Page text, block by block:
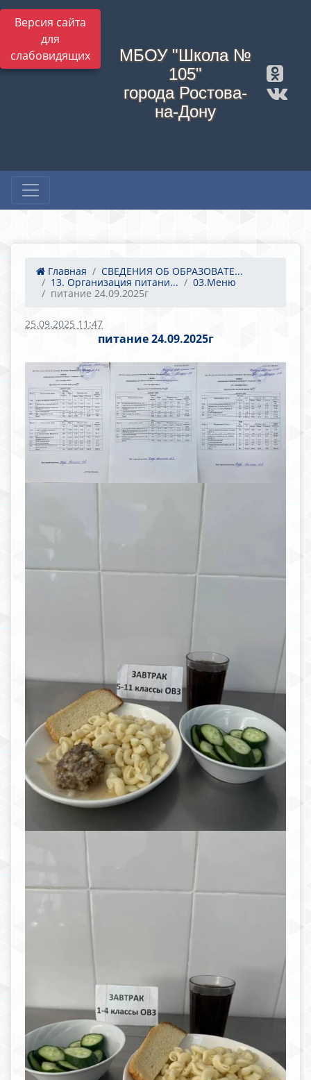
Версия сайта
для
слабовидящих
МБОУ "Школа №
105"
города Ростова-
на-Дону
Главная
СВЕДЕНИЯ ОБ ОБРАЗОВАТЕ...
13. Организация питани...
03.Меню
питание 24.09.2025г
25.09.2025 11:47
питание 24.09.2025г